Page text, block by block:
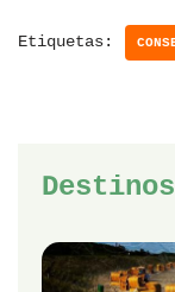
Etiquetas: